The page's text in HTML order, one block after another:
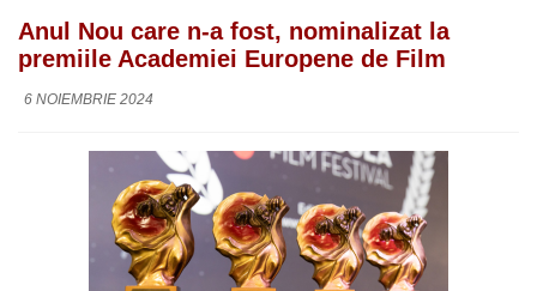
Anul Nou care n-a fost, nominalizat la
premiile Academiei Europene de Film
6 NOIEMBRIE 2024